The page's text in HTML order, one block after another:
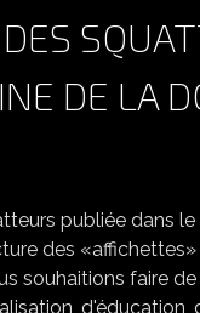
DE LA
publiée dans
des
souhaitions faire